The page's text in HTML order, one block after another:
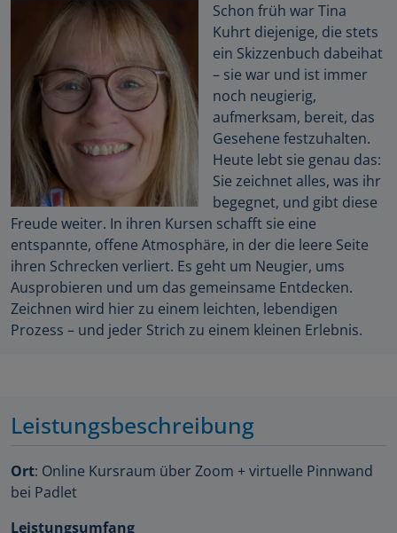
Schon früh war Tina
Kuhrt diejenige, die stets
ein Skizzenbuch dabeihat
– sie war und ist immer
noch neugierig,
aufmerksam, bereit, das
Gesehene festzuhalten.
Heute lebt sie genau das:
Sie zeichnet alles, was ihr
begegnet, und gibt diese
Freude weiter. In ihren Kursen schafft sie eine
entspannte, offene Atmosphäre, in der die leere Seite
ihren Schrecken verliert. Es geht um Neugier, ums
Ausprobieren und um das gemeinsame Entdecken.
Zeichnen wird hier zu einem leichten, lebendigen
Prozess – und jeder Strich zu einem kleinen Erlebnis.
Leistungsbeschreibung
Ort: Online Kursraum über Zoom + virtuelle Pinnwand
bei Padlet
Leistungsumfang